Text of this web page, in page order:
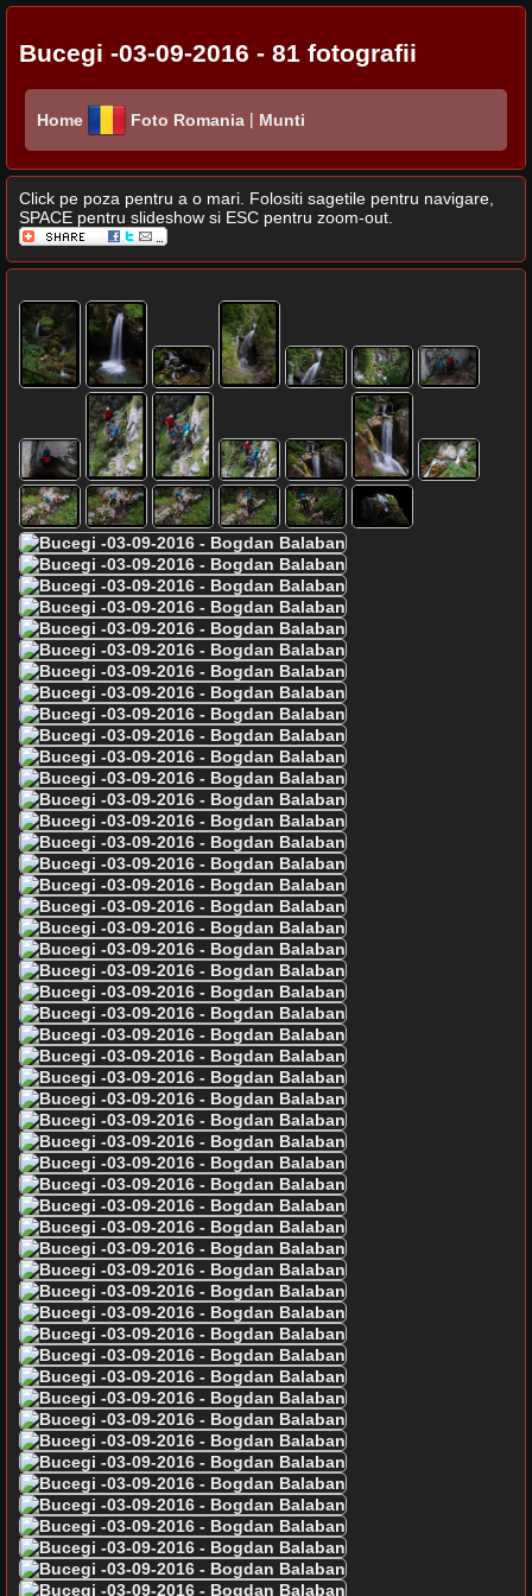
Bucegi -03-09-2016 - 81 fotografii
Home Foto Romania | Munti
Click pe poza pentru a o mari. Folositi sagetile pentru navigare,
SPACE pentru slideshow si ESC pentru zoom-out.